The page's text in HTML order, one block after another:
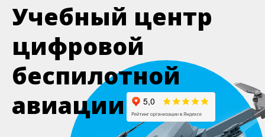
цифровой
беспилотной
авиации